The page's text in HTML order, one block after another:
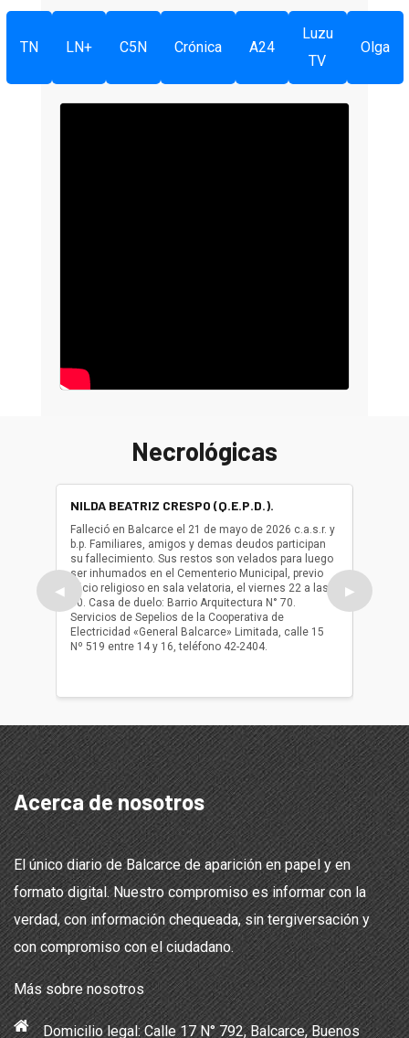
TN LN+ C5N Crónica A24
Luzu
TV
Olga
Necrológicas
◀
NILDA BEATRIZ CRESPO (Q.E.P.D.).
Falleció en Balcarce el 21 de mayo de 2026 c.a.s.r. y
b.p. Familiares, amigos y demas deudos participan
su fallecimiento. Sus restos son velados para luego
ser inhumados en el Cementerio Municipal, previo
oficio religioso en sala velatoria, el viernes 22 a las
10. Casa de duelo: Barrio Arquitectura N° 70.
Servicios de Sepelios de la Cooperativa de
Electricidad «General Balcarce» Limitada, calle 15
Nº 519 entre 14 y 16, teléfono 42-2404.
ser
oficio
▶
Acerca de nosotros
El único diario de Balcarce de aparición en papel y en
formato digital. Nuestro compromiso es informar con la
verdad, con información chequeada, sin tergiversación y
con compromiso con el ciudadano.
Más sobre nosotros
Domicilio legal: Calle 17 N° 792, Balcarce, Buenos